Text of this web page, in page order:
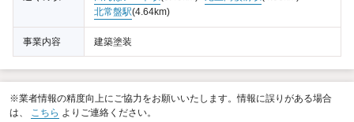
北常盤駅(4.64km)
事業内容 建築塗装
※業者情報の精度向上にご協力をお願いいたします。情報に誤りがある場合
は、 こちら よりご連絡ください。